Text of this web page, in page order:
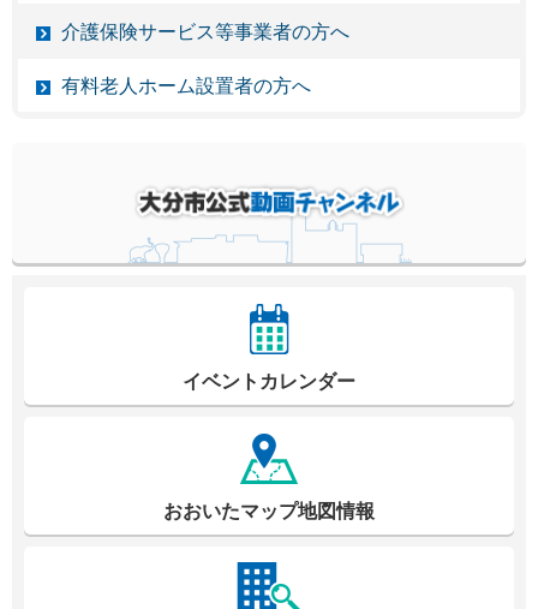
介護保険サービス等事業者の方へ
有料老人ホーム設置者の方へ
イベントカレンダー
おおいたマップ地図情報